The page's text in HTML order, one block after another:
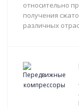
относительно
получения
различных